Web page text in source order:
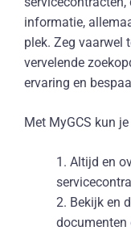
informatie,
plek. Zeg vaarwel
vervelende
ervaring en
Met MyGCS kun je
1. Altijd en
2. Bekijk en
documenten